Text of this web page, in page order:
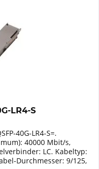
LR4-S
40G-LR4-S=.
40000 Mbit/s,
LC. Kabeltyp:
Durchmesser: 9/125,